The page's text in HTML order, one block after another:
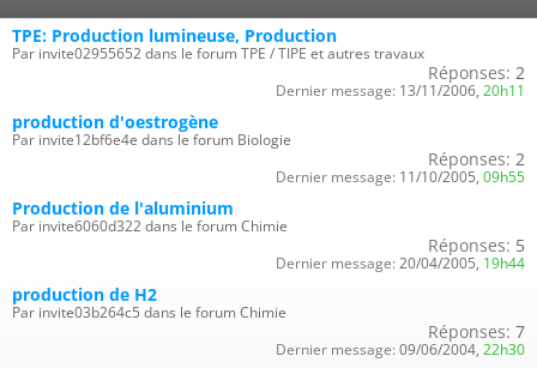
TPE: Production lumineuse, Production
Par invite02955652 dans le forum TPE / TIPE et autres travaux
Réponses: 2
Dernier message: 13/11/2006, 20h11
production d'oestrogène
Par invite12bf6e4e dans le forum Biologie
Réponses: 2
Dernier message: 11/10/2005, 09h55
Production de l'aluminium
Par invite6060d322 dans le forum Chimie
Réponses: 5
Dernier message: 20/04/2005, 19h44
production de H2
Par invite03b264c5 dans le forum Chimie
Réponses: 7
Dernier message: 09/06/2004, 22h30